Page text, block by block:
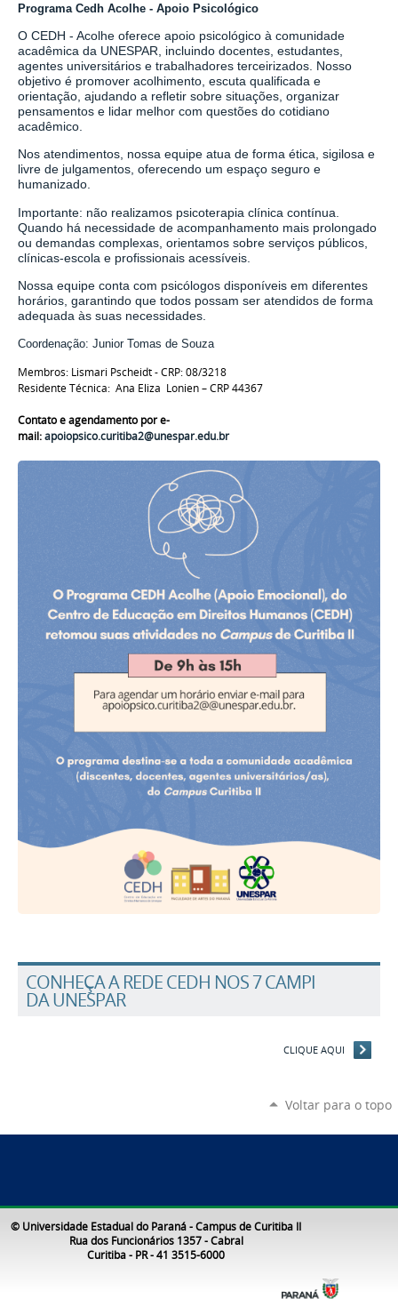
Programa Cedh Acolhe - Apoio Psicológico
O CEDH - Acolhe oferece apoio psicológico à comunidade
acadêmica da UNESPAR, incluindo docentes, estudantes,
agentes universitários e trabalhadores terceirizados. Nosso
objetivo é promover acolhimento, escuta qualificada e
orientação, ajudando a refletir sobre situações, organizar
pensamentos e lidar melhor com questões do cotidiano
acadêmico.
Nos atendimentos, nossa equipe atua de forma ética, sigilosa e
livre de julgamentos, oferecendo um espaço seguro e
humanizado.
Importante: não realizamos psicoterapia clínica contínua.
Quando há necessidade de acompanhamento mais prolongado
ou demandas complexas, orientamos sobre serviços públicos,
clínicas-escola e profissionais acessíveis.
Nossa equipe conta com psicólogos disponíveis em diferentes
horários, garantindo que todos possam ser atendidos de forma
adequada às suas necessidades.
Coordenação: Junior Tomas de Souza
Membros: Lismari Pscheidt -CRP: 08/3218
Residente Técnica: Ana Eliza Lonien– CRP 44367
Contato e agendamento por e-
mail:apoiopsico.curitiba2@unespar.edu.br
CONHEÇA A REDE CEDH NOS 7 CAMPI
DA UNESPAR
CLIQUE AQUI
Voltar para o topo
© Universidade Estadual do Paraná - Campus de Curitiba II
Rua dos Funcionários 1357 - Cabral
Curitiba - PR - 41 3515-6000